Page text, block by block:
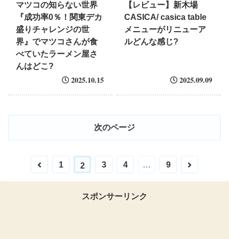
マツコの知らない世界
『成功率0％！関東デカ
盛りチャレンジの世
界』でマツコさんが食
べていたラーメン屋さ
んはどこ?
2025.10.15
【レビュー】新木場
CASICA/ casica table
メニューがリニューア
ルどんな感じ?
2025.09.09
次のページ
1 2 3 4 … 9
スポンサーリンク